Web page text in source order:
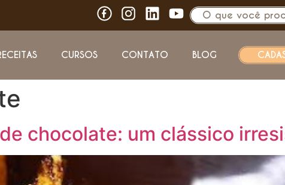
CURSOS CONTATO BLOG
chocolate: um clássico